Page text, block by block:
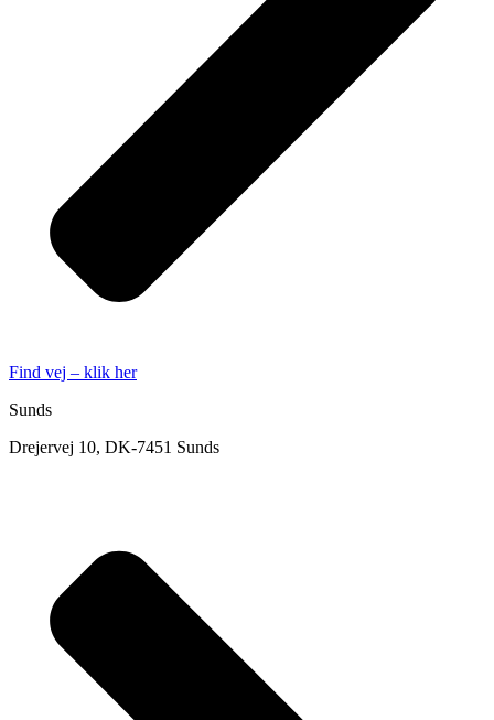
Find vej – klik her
Sunds
Drejervej 10, DK-7451 Sunds